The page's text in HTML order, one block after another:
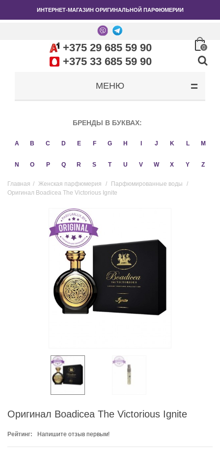
ИНТЕРНЕТ-МАГАЗИН ОРИГИНАЛЬНОЙ ПАРФЮМЕРИИ
+375 29 685 59 90
+375 33 685 59 90
0
МЕНЮ
БРЕНДЫ В БУКВАХ:
A B C D E F G H J K L M
N O P Q R S T U V W X Y Z
Главная / Женская парфюмерия / Парфюмированные воды
/
Оригинал Boadicea The Victorious Ignite
Оригинал Boadicea The Victorious Ignite
Рейтинг: Напишите отзыв первым!